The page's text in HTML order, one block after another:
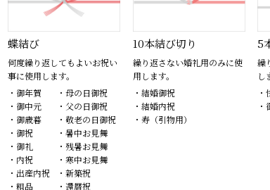
蝶結び
何度繰り返してもよいお祝い
事に使用します。
・御年賀
・御中元
・御歳暮
・御祝
・御礼
・内祝
・出産内祝
・粗品
・母の日御祝
・父の日御祝
・敬老の日御祝
・暑中お見舞
・残暑お見舞
・寒中お見舞
・新築祝
・還暦祝
10本結び切り
繰り返さない婚礼用のみに使
用します。
・結婚御祝
・結婚内祝
・寿（引物用）
5
繰
し